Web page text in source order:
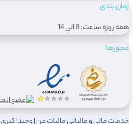
زمان بندی
همه روزه ساعت: 8 الی 14
مجوزها